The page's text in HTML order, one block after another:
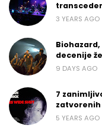
3 YEARS AGO
Biohazard,
decenije
9 DAYS AGO
7
zatvorenih
5 YEARS AGO